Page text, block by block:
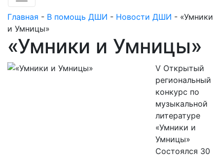
Главная - В помощь ДШИ - Новости ДШИ - «Умники
и Умницы»
«Умники и Умницы»
V Открытый
региональный
конкурс по
музыкальной
литературе
«Умники и
Умницы»
Состоялся 30